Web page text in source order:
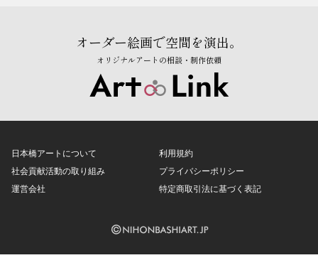
オーダー絵画で空間を演出。
オリジナルアートの相談・制作依頼
日本橋アートについて
社会貢献活動の取り組み
運営会社
利用規約
プライバシーポリシー
特定商取引法に基づく表記